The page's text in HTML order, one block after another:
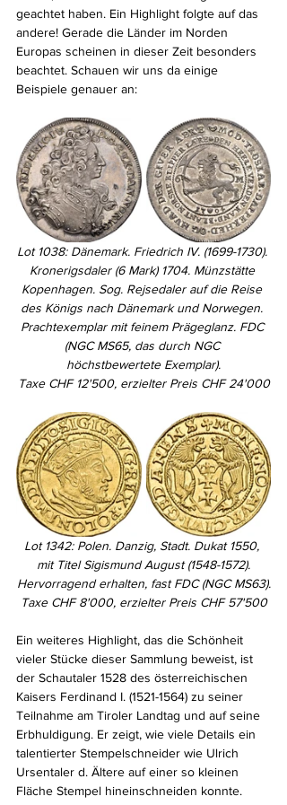
geachtet haben. Ein Highlight folgte auf das
andere! Gerade die Länder im Norden
Europas scheinen in dieser Zeit besonders
beachtet. Schauen wir uns da einige
Beispiele genauer an:
Lot 1038: Dänemark. Friedrich IV. (1699-1730).
Kronerigsdaler (6 Mark) 1704. Münzstätte
Kopenhagen. Sog. Rejsedaler auf die Reise
des Königs nach Dänemark und Norwegen.
Prachtexemplar mit feinem Prägeglanz. FDC
(NGC MS65, das durch NGC
höchstbewertete Exemplar).
Taxe CHF 12'500, erzielter Preis CHF 24'000
Lot 1342: Polen. Danzig, Stadt. Dukat 1550,
mit Titel Sigismund August (1548-1572).
Hervorragend erhalten, fast FDC (NGC MS63).
Taxe CHF 8'000, erzielter Preis CHF 57'500
Ein weiteres Highlight, das die Schönheit
vieler Stücke dieser Sammlung beweist, ist
der Schautaler 1528 des österreichischen
Kaisers Ferdinand I. (1521-1564) zu seiner
Teilnahme am Tiroler Landtag und auf seine
Erbhuldigung. Er zeigt, wie viele Details ein
talentierter Stempelschneider wie Ulrich
Ursentaler d. Ältere auf einer so kleinen
Fläche Stempel hineinschneiden konnte.